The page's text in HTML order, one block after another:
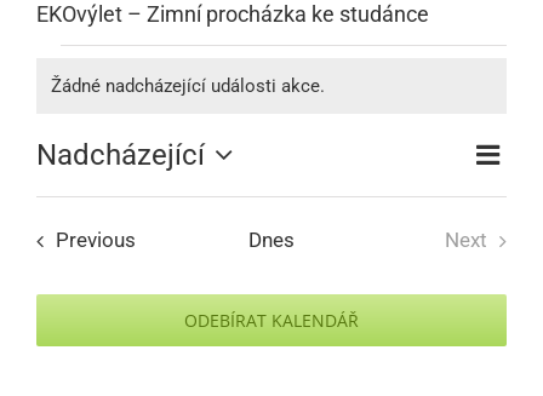
EKOvýlet – Zimní procházka ke studánce
Akce
Notice
Žádné nadcházející události akce.
Nadcházející
Select
PreviousAkce Dnes
Next
ODEBÍRAT KALENDÁŘ